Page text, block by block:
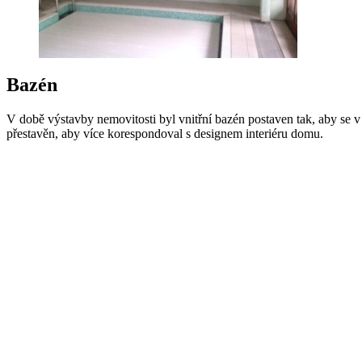
Bazén
V době výstavby nemovitosti byl vnitřní bazén postaven tak, aby se
přestavěn, aby více korespondoval s designem interiéru domu.